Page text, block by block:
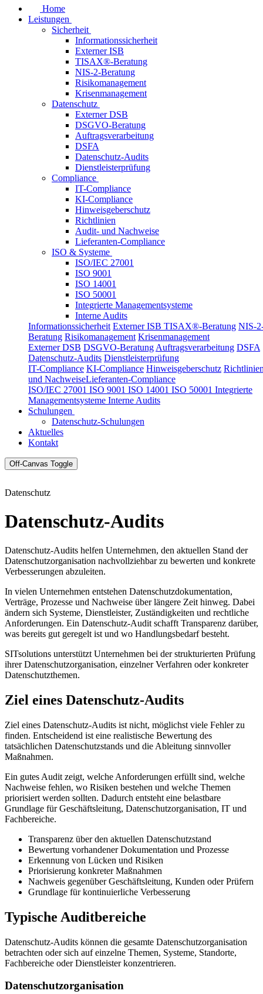
Home
Leistungen
Sicherheit
Informationssicherheit
Externer ISB
TISAX®-Beratung
NIS-2-Beratung
Risikomanagement
Krisenmanagement
Datenschutz
Externer DSB
DSGVO-Beratung
Auftragsverarbeitung
DSFA
Datenschutz-Audits
Dienstleisterprüfung
Compliance
IT-Compliance
KI-Compliance
Hinweisgeberschutz
Richtlinien
Audit- und Nachweise
Lieferanten-Compliance
ISO & Systeme
ISO/IEC 27001
ISO 9001
ISO 14001
ISO 50001
Integrierte Managementsysteme
Interne Audits
Informationssicherheit Externer ISB TISAX®-Beratung NIS-
Beratung Risikomanagement Krisenmanagement
Externer DSB DSGVO-Beratung Auftragsverarbeitung DSFA
Datenschutz-Audits Dienstleisterprüfung
IT-Compliance KI-Compliance Hinweisgeberschutz
und NachweiseLieferanten-Compliance
ISO/IEC 27001 ISO 9001 ISO 14001 ISO 50001 Integrierte
Managementsysteme Interne Audits
Schulungen
Datenschutz-Schulungen
Aktuelles
Kontakt
Off-Canvas Toggle
Datenschutz
Datenschutz-Audits
Datenschutz-Audits helfen Unternehmen, den aktuellen Stand der
Datenschutzorganisation nachvollziehbar zu bewerten und konkrete
Verbesserungen abzuleiten.
In vielen Unternehmen entstehen Datenschutzdokumentation,
Verträge, Prozesse und Nachweise über längere Zeit hinweg. Dabei
ändern sich Systeme, Dienstleister, Zuständigkeiten und rechtliche
Anforderungen. Ein Datenschutz-Audit schafft Transparenz darüber,
was bereits gut geregelt ist und wo Handlungsbedarf besteht.
SITsolutions unterstützt Unternehmen bei der strukturierten Prüfung
ihrer Datenschutzorganisation, einzelner Verfahren oder konkreter
Datenschutzthemen.
Ziel eines Datenschutz-Audits
Ziel eines Datenschutz-Audits ist nicht, möglichst viele Fehler zu
finden. Entscheidend ist eine realistische Bewertung des
tatsächlichen Datenschutzstands und die Ableitung sinnvoller
Maßnahmen.
Ein gutes Audit zeigt, welche Anforderungen erfüllt sind, welche
Nachweise fehlen, wo Risiken bestehen und welche Themen
priorisiert werden sollten. Dadurch entsteht eine belastbare
Grundlage für Geschäftsleitung, Datenschutzorganisation, IT und
Fachbereiche.
Transparenz über den aktuellen Datenschutzstand
Bewertung vorhandener Dokumentation und Prozesse
Erkennung von Lücken und Risiken
Priorisierung konkreter Maßnahmen
Nachweis gegenüber Geschäftsleitung, Kunden oder Prüfern
Grundlage für kontinuierliche Verbesserung
Typische Auditbereiche
Datenschutz-Audits können die gesamte Datenschutzorganisation
betrachten oder sich auf einzelne Themen, Systeme, Standorte,
Fachbereiche oder Dienstleister konzentrieren.
Datenschutzorganisation